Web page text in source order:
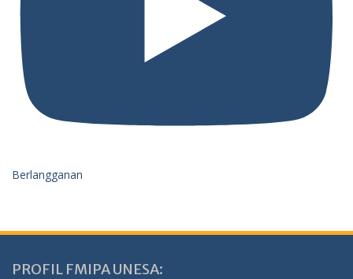
Berlangganan
PROFIL FMIPA UNESA: